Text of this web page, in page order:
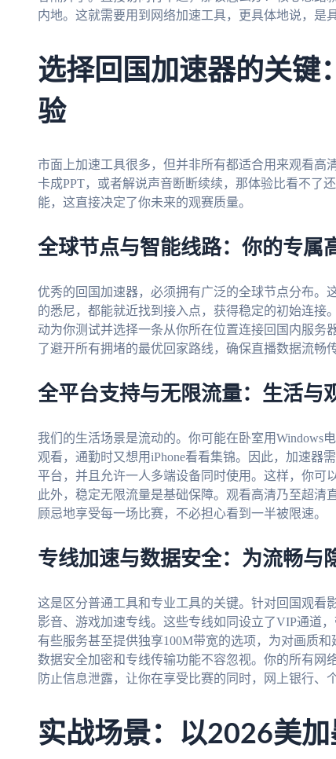
内地。这就需要用到网络加速工具，更具体地说，是
选择回国加速器的关键
验
市面上加速工具很多，但并非所有都适合用来观看高
卡成PPT，或者解说声音断断续续，那体验比看不了
能，这直接决定了你未来的观赛质量。
全球节点与智能线路：你的专属
优秀的回国加速器，必须拥有广泛的全球节点分布。
的悉尼，都能就近找到接入点，获得稳定的初始连接
动为你测试并选择一条从你所在位置连接回国内服务
了避开所有拥堵的最优回家路线，确保直播数据流畅传
全平台支持与无限流量：生活与
我们的生活场景是流动的。你可能在卧室用Windows
观看，通勤时又想用iPhone看看集锦。因此，加速器
平台，并且允许一人多端设备同时使用。这样，你可
此外，稳定无限流量是基础保障。观看高清乃至超
顾忌地享受每一场比赛，不必担心看到一半被限速。
专线加速与数据安全：为流畅与
这是区分普通工具和专业工具的关键。针对回国观看
影音、游戏加速专线。这些专线如同设立了VIP通道
有些服务甚至提供独享100M带宽的选项，为对画质
数据安全加密和专线传输功能不容忽视。你的所有网
防止信息泄露，让你在享受比赛的同时，网上银行、
实战场景：以2026美加